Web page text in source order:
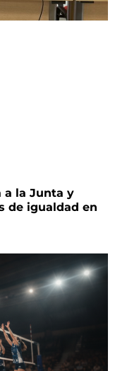
a la Junta y
de igualdad en